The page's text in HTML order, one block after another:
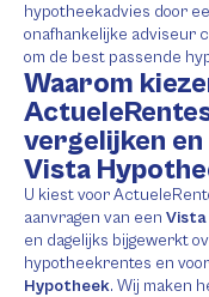
hypotheekadvies door
onafhankelijke adviseur
om de best passende
Waarom
vergelijken en
Vista
U kiest voor
aanvragen van een
en dagelijks bijgewerkt
hypotheekrentes en
Hypotheek. Wij maken